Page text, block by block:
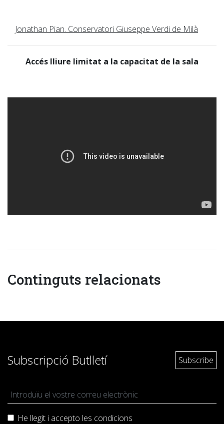
Jonathan Pian. Conservatori Giuseppe Verdi de Milà
Accés lliure limitat a la capacitat de la sala
Continguts relacionats
Subscripció Butlletí
He llegit i accepto les condicions